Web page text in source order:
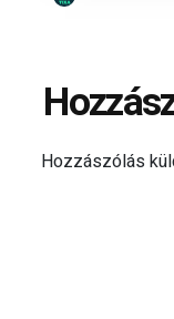
Hozzászólás